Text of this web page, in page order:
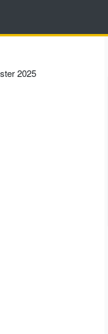
2025